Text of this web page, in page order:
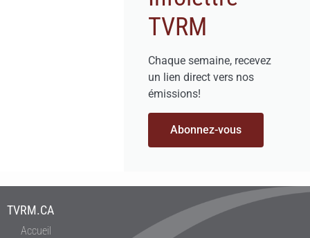
TVRM
Chaque semaine, recevez
un lien direct vers nos
émissions!
Abonnez-vous
TVRM.CA
Accueil